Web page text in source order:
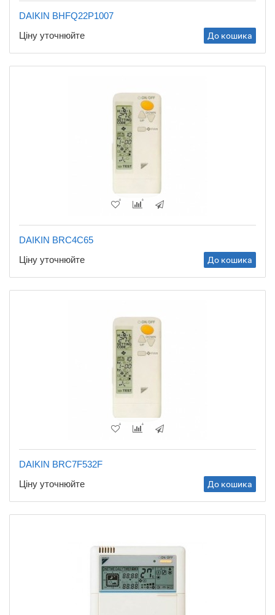
DAIKIN BHFQ22P1007
Ціну уточнюйте
До кошика
DAIKIN BRC4C65
Ціну уточнюйте
До кошика
DAIKIN BRC7F532F
Ціну уточнюйте
До кошика